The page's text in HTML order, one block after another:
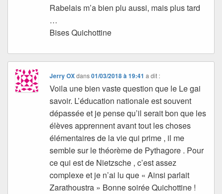
Rabelais m’a bien plu aussi, mais plus tard
…
Bises Quichottine
Jerry OXdans01/03/2018 à 19:41 a dit :
Voila une bien vaste question que le Le gai
savoir. L’éducation nationale est souvent
dépassée et je pense qu’il serait bon que les
élèves apprennent avant tout les choses
élémentaires de la vie qui prime , il me
semble sur le théorème de Pythagore . Pour
ce qui est de Nietzsche , c’est assez
complexe et je n’ai lu que « Ainsi parlait
Zarathoustra » Bonne soirée Quichottine !